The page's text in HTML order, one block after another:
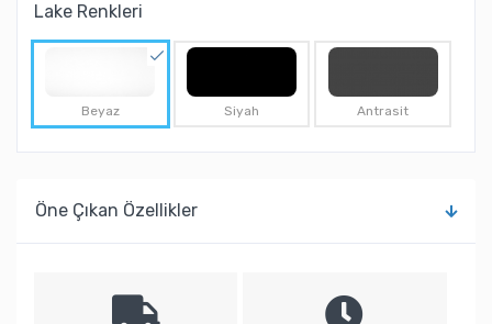
Lake Renkleri
Beyaz Siyah Antrasit
Öne Çıkan Özellikler